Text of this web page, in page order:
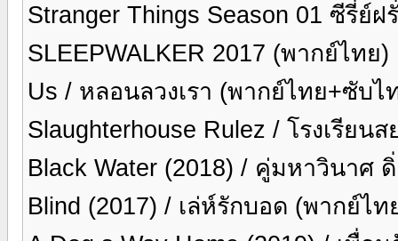
Stranger Things Season 01 ซีรี่ย์
SLEEPWALKER 2017 (พากย์ไทย)
Us / หลอนลวงเรา (พากย์ไทย+ซับไ
Slaughterhouse Rulez / โรงเรียน
Black Water (2018) / คู่มหาวินาศ
Blind (2017) / เล่ห์รักบอด (พากย์ไ